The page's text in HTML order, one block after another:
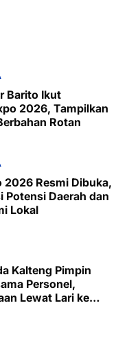
Barito Ikut
2026, Tampilkan
Rotan
2026 Resmi Dibuka,
Potensi Daerah dan
Lokal
Kalteng Pimpin
Personel,
Lewat Lari ke